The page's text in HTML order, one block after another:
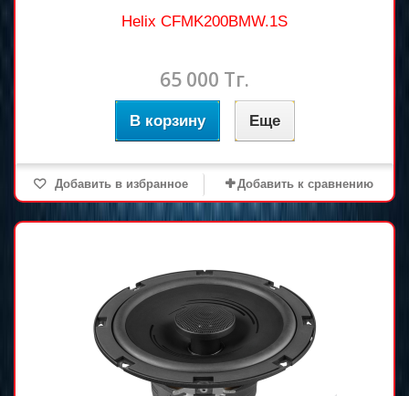
Helix CFMK200BMW.1S
65 000 Тг.
В корзину Еще
Добавить в избранное Добавить к сравнению